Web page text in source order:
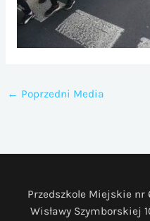
← Poprzedni Media
Przedszkole Miejskie nr
Wisławy Szymborskiej